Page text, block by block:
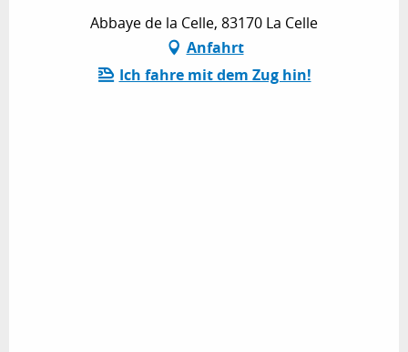
Abbaye de la Celle, 83170 La Celle
Anfahrt
Ich fahre mit dem Zug hin!